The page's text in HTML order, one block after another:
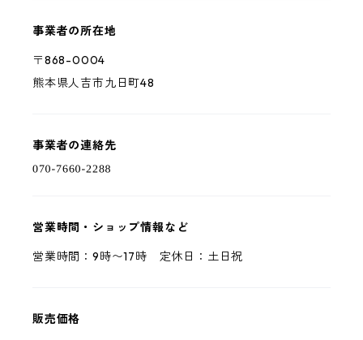
事業者の所在地
〒868-0004
熊本県人吉市九日町48
事業者の連絡先
営業時間・ショップ情報など
営業時間：9時〜17時 定休日：土日祝
販売価格